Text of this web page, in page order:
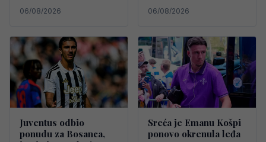
06/08/2026 06/08/2026
Juventus odbio
ponudu za Bosanca,
Sreća je Emanu Košpi
ponovo okrenula leđa